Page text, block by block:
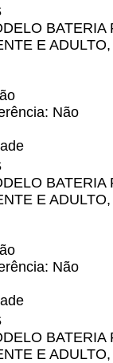
E
Não
E
Não
E